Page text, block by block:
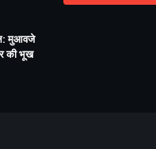
मुआवजे
की भूख